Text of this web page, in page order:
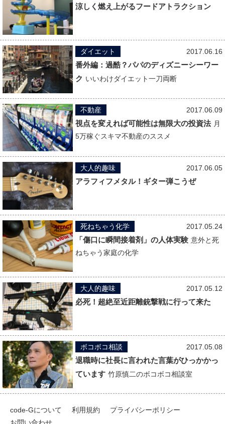
涼しく燃え上がるフードアトラクション
2017.06.16
ダイエット
番外編：過酷？パパのディズニーシーワー
ク いいわけダイエット一刀両断
2017.06.09
不動産
視点を変えれば可能性は無限大の投資法 月
5万稼ぐスキマ不動産のススメ
2017.06.05
大人的趣味
アラフィフメタル！ギター弾こうぜ
2017.05.24
死ねちゃう化学
「傷口に瞬間接着剤」の人体実験 意外と死
ねちゃう家庭の化学
2017.05.12
大人的趣味
必死！超絶至近距離銃撃戦に行って来た
2017.05.08
ボコボコ相談
退職時に社長に言われた言葉がひっかかっ
ています 竹原慎二のボコボコ相談室
code-Gについて 利用規約
プライバシーポリシー